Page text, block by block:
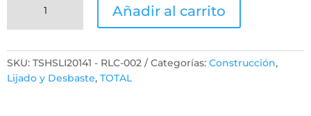
ORBITAL
20V
MADERA
+9PZAS
Añadir al carrito
SKU: TSHSLI20141 - RLC-002 Categorías: Construcción,
Lijado y Desbaste, TOTAL